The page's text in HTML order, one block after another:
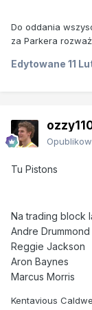
Do oddania
za Parkera
Edytowane 11
Tu Pistons
Na trading block
Andre Drummond
Reggie Jackson
Aron Baynes
Marcus Morris
Kentavious